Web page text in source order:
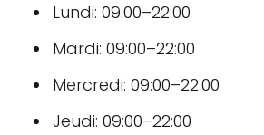
Lundi: 09:00–22:00
Mardi: 09:00–22:00
Mercredi: 09:00–22:00
Jeudi: 09:00–22:00